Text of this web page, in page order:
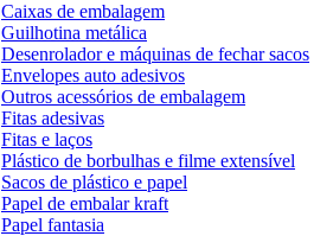
Caixas de embalagem
Guilhotina metálica
Desenrolador e máquinas de fechar sacos
Envelopes auto adesivos
Outros acessórios de embalagem
Fitas adesivas
Fitas e laços
Plástico de borbulhas e filme extensível
Sacos de plástico e papel
Papel de embalar kraft
Papel fantasia